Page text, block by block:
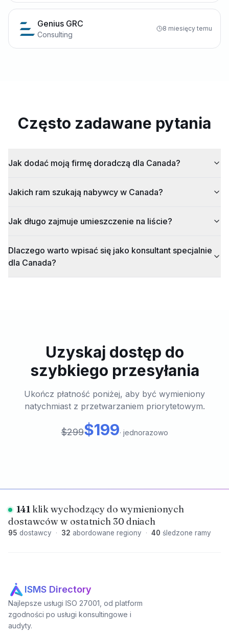
Genius GRC
Consulting
8 miesięcy temu
Często zadawane pytania
Jak dodać moją firmę doradczą dla Canada?
Jakich ram szukają nabywcy w Canada?
Jak długo zajmuje umieszczenie na liście?
Dlaczego warto wpisać się jako konsultant specjalnie
dla Canada?
Uzyskaj dostęp do
szybkiego przesyłania
Ukończ płatność poniżej, aby być wymieniony
natychmiast z przetwarzaniem priorytetowym.
$299$199· jednorazowo
141 klik wychodzący do wymienionych
dostawców w ostatnich 30 dniach
95 dostawcy · 32 abordowane regiony · 40 śledzone ramy
ISMS Directory
Najlepsze usługi ISO 27001, od platform
zgodności po usługi konsultingowe i
audyty.